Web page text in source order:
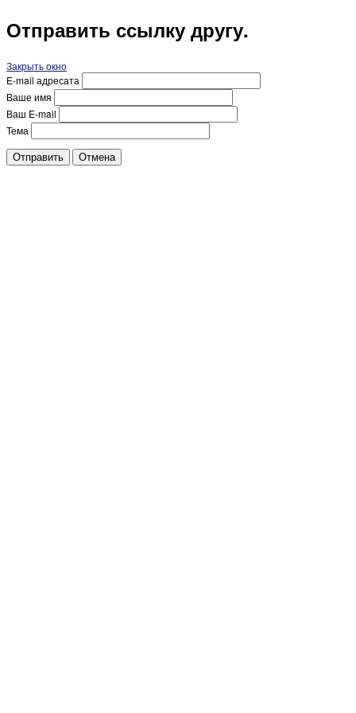
Отправить ссылку другу.
Закрыть окно
E-mail адресата
Ваше имя
Ваш E-mail
Тема
Отправить Отмена